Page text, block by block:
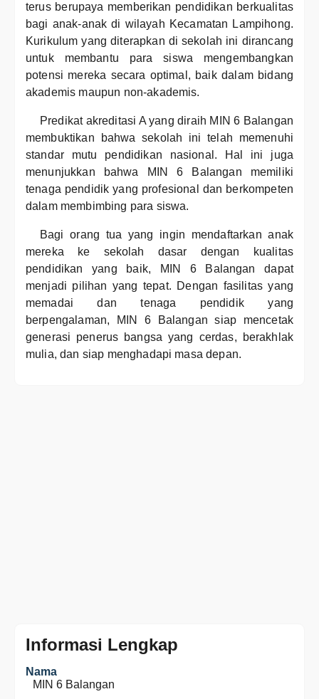
terus berupaya memberikan pendidikan berkualitas
bagi anak-anak di wilayah Kecamatan Lampihong.
Kurikulum yang diterapkan di sekolah ini dirancang
untuk membantu para siswa mengembangkan
potensi mereka secara optimal, baik dalam bidang
akademis maupun non-akademis.
Predikat akreditasi A yang diraih MIN 6 Balangan
membuktikan bahwa sekolah ini telah memenuhi
standar mutu pendidikan nasional. Hal ini juga
menunjukkan bahwa MIN 6 Balangan memiliki
tenaga pendidik yang profesional dan berkompeten
dalam membimbing para siswa.
Bagi orang tua yang ingin mendaftarkan anak
mereka ke sekolah dasar dengan kualitas
pendidikan yang baik, MIN 6 Balangan dapat
menjadi pilihan yang tepat. Dengan fasilitas yang
memadai dan tenaga pendidik yang
berpengalaman, MIN 6 Balangan siap mencetak
generasi penerus bangsa yang cerdas, berakhlak
mulia, dan siap menghadapi masa depan.
Informasi Lengkap
Nama
MIN 6 Balangan